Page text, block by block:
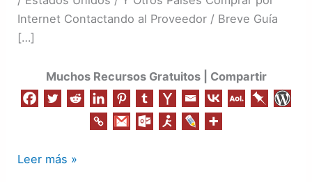
Internet Contactando al Proveedor / Breve Guía
[…]
Muchos Recursos Gratuitos | Compartir
Leer más »